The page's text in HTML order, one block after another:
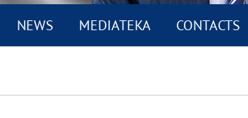
NEWS MEDIATEKA CONTACTS